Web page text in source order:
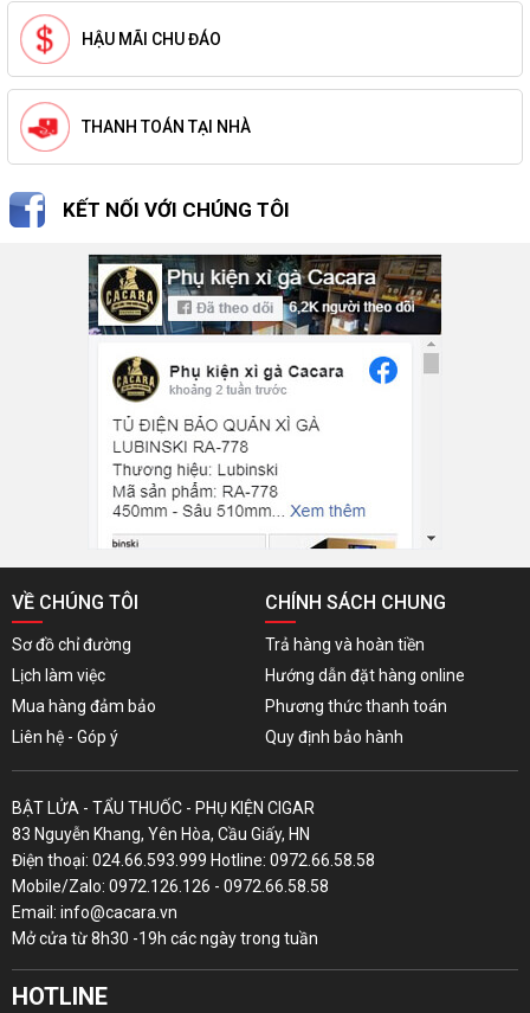
HẬU MÃI CHU ĐÁO
THANH TOÁN TẠI NHÀ
KẾT NỐI VỚI CHÚNG TÔI
VỀ CHÚNG TÔI
Sơ đồ chỉ đường
Lịch làm việc
Mua hàng đảm bảo
Liên hệ - Góp ý
CHÍNH SÁCH CHUNG
Trả hàng và hoàn tiền
Hướng dẫn đặt hàng online
Phương thức thanh toán
Quy định bảo hành
BẬT LỬA - TẨU THUỐC - PHỤ KIỆN CIGAR
83 Nguyễn Khang, Yên Hòa, Cầu Giấy, HN
Điện thoại: 024.66.593.999 Hotline: 0972.66.58.58
Mobile/Zalo: 0972.126.126 - 0972.66.58.58
Email: info@cacara.vn
Mở cửa từ 8h30 -19h các ngày trong tuần
HOTLINE